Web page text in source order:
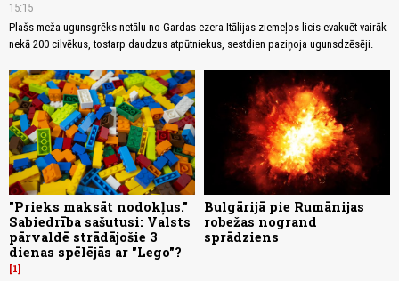
15:15
Plašs meža ugunsgrēks netālu no Gardas ezera Itālijas ziemeļos licis evakuēt vairāk
nekā 200 cilvēkus, tostarp daudzus atpūtniekus, sestdien paziņoja ugunsdzēsēji.
"Prieks maksāt nodokļus."
Sabiedrība sašutusi: Valsts
pārvaldē strādājošie 3
dienas spēlējās ar "Lego"?
1
Bulgārijā pie Rumānijas
robežas nogrand
sprādziens